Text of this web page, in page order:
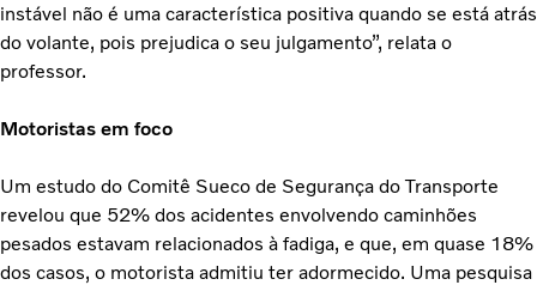
instável não é uma característica positiva quando se está atrás
do volante, pois prejudica o seu julgamento”, relata o
professor.
Motoristas em foco
Um estudo do Comitê Sueco de Segurança do Transporte
revelou que 52% dos acidentes envolvendo caminhões
pesados estavam relacionados à fadiga, e que, em quase 18%
dos casos, o motorista admitiu ter adormecido. Uma pesquisa